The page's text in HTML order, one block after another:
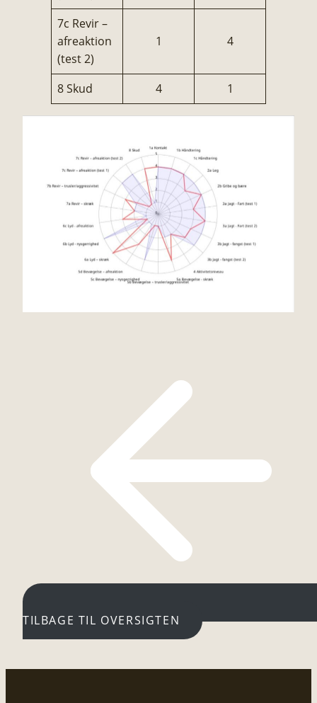
7c Revir –
afreaktion
(test 2)
1 4
8 Skud 4 1
TILBAGE TIL OVERSIGTEN